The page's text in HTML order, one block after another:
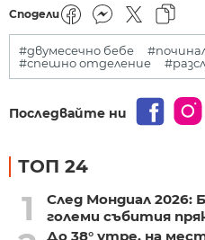
Сподели
#двумесечно бебе
#спешно отделение
Последвайте ни
ТОП 24
1
След Мондиал
големи събития
До 38° утре, на